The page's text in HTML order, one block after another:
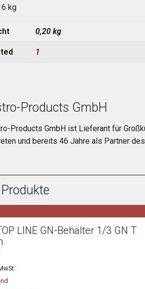
kg
0,20 kg
1
Products GmbH
Products GmbH ist Lieferant für
und bereits 46 Jahre als Partner
LINE GN-Behälter 1/3 GN T